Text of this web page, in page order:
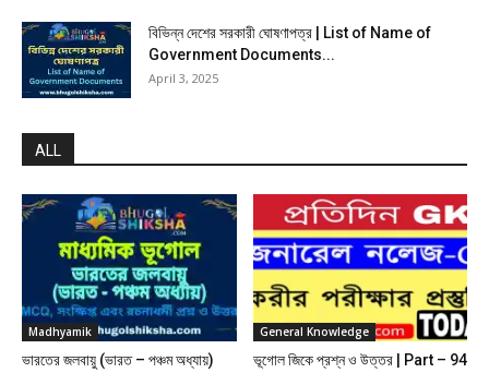
বিভিন্ন দেশের সরকারী ঘোষণাপত্র | List of Name of
Government Documents...
April 3, 2025
ALL
Madhyamik
ভারতের জলবায়ু (ভারত – পঞ্চম অধ্যায়)
General Knowledge
ভূগোল জিকে প্রশ্ন ও উত্তর | Part – 94